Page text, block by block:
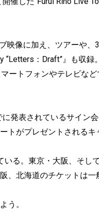
映像に加え、ツアーや、
“Letters：Draft”』も収
ートフォンやテレビな
発表されているサイン
トがプレゼントされるキ
る。東京・大阪、そし
、北海道のチケットは一
う。